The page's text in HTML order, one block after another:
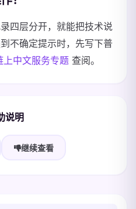
四层分开，就能把技术说
不确定提示时，先写下普
上中文服务专题 查阅。
说明
继续查看